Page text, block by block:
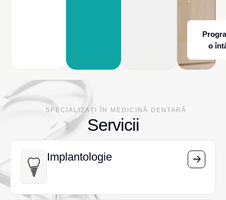
o
SPECIALIZAȚI ÎN MEDICINĂ DENTARĂ
Servicii
Implantologie
Implantologie